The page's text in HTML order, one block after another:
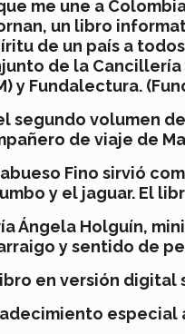
me une a
un libro
de un país a
de la Cancillería
y Fundalectura.
segundo volumen
de viaje de
Fino sirvió
y el jaguar. El
Ángela Holguín,
y sentido de
en versión digital
especial